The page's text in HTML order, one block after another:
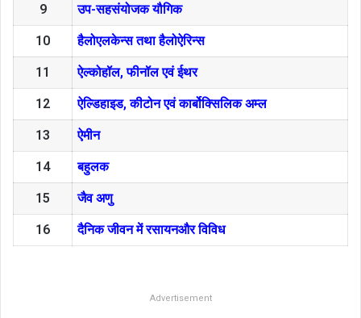
9 उप-सहसंयोजक यौगिक
10 हैलोएलकेन्स तथा हैलोऐरिन्स
11 ऐल्कोहॉल, फीनॉल एवं ईथर
12 ऐल्डिहाइड, कीटोन एवं कार्बोक्सिलिक अम्ल
13 ऐमीन
14 बहुलक
15 जैव अणु
16 दैनिक जीवन में रसायनऔर विविध
Advertisement